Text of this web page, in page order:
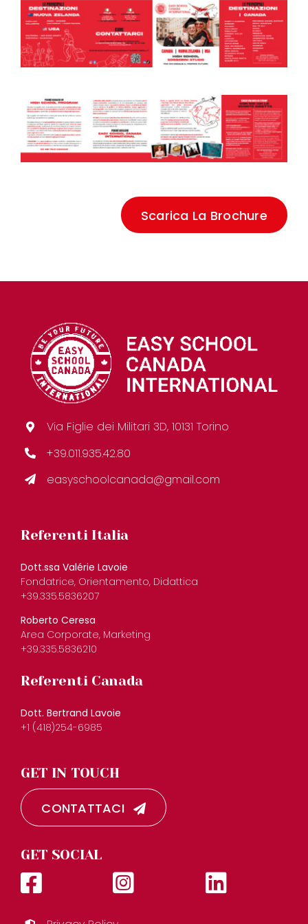
FAQ
CONTATTI
Scarica La Brochure
Via Figlie dei Militari 3D, 10131 Torino
+39.011.935.42.80
easyschoolcanada@gmail.com
Referenti Italia
Dott.ssa Valérie Lavoie
Fondatrice, Orientamento, Didattica
+39.335.5836207
Roberto Ceresa
Area Corporate, Marketing
+39.335.5836210
Referenti Canada
Dott. Bertrand Lavoie
+1 (418)254-6985
GET IN TOUCH
CONTATTACI
GET SOCIAL